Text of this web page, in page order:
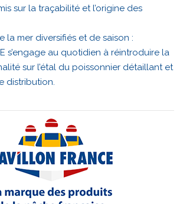
sur la traçabilité et l’origine des
la mer diversifiés et de saison :
s’engage au quotidien à réintroduire la
sur l’étal du poissonnier détaillant et
distribution.